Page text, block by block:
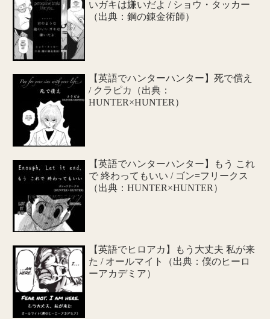
いガキは嫌いだよ / ショウ・タッカー
（出典：鋼の錬金術師）
【英語でハンターハンター】死で償え
/ クラピカ（出典：
HUNTER×HUNTER）
【英語でハンターハンター】もう これ
で 終わってもいい / ゴン=フリークス
（出典：HUNTER×HUNTER）
【英語でヒロアカ】もう大丈夫 私が来
た / オールマイト（出典：僕のヒーロ
ーアカデミア）